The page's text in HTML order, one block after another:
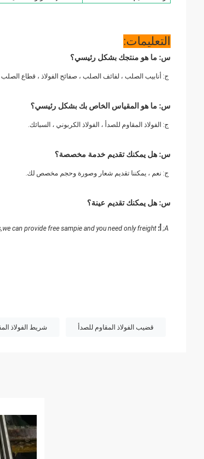
التعليمات:
س: ما هو منتجك بشكل رئيسي؟
ج: أنابيب الصلب ، لفائف الصلب ، صفائح الفولاذ ، قطاع الصلب
س: ما هو المقياس الخاص بك بشكل رئيسي؟
ج: الفولاذ المقاوم للصدأ ، الفولاذ الكربوني ، السبائك.
س: هل يمكنك تقديم خدمة مخصصة؟
ج: نعم ، يمكننا تقديم شعار وصورة وحجم مخصص لك.
س: هل يمكنك تقديم عينة؟
A; أ؛ can provide free sampie and you need only freight.
قضيب الفولاذ المقاوم للصدأ شريط الفولاذ